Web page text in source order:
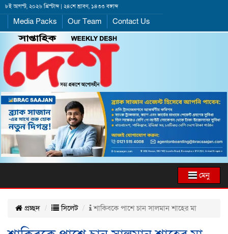
৮ই আগস্ট, ২০২৬ খ্রিস্টাব্দ | ২৪শে শ্রাবণ, ১৪৩৩ বঙ্গাব্দ
Media Packs Our Team Contact Us
মেনু
প্রচ্ছদ সিলেট শাকিবকে পাশে চান সালমান শাহের মা